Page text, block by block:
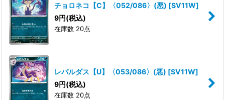
チョロネコ【C】〈052/086〉(悪) [SV11W]
9円(税込)
在庫数 20点
レパルダス【U】〈053/086〉(悪) [SV11W]
9円(税込)
在庫数 20点